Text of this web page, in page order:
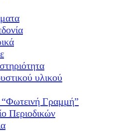
υλικού
“Φωτεινή Γραμμή”
Περιοδικών